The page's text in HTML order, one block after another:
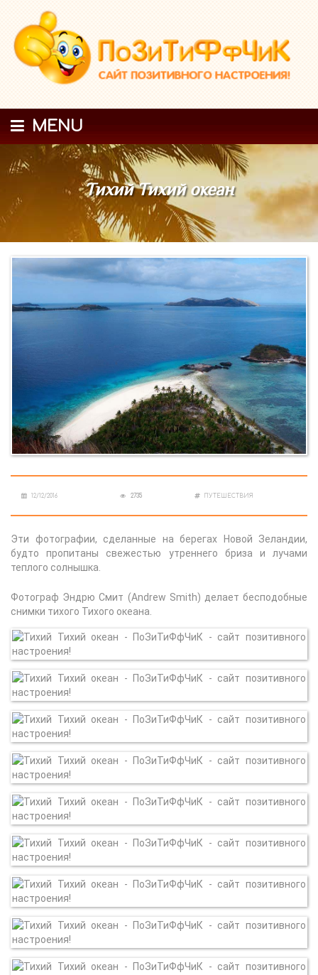
MENU
Тихий Тихий океан
12/12/2016 2735 ПУТЕШЕСТВИЯ
Эти фотографии, сделанные на берегах Новой Зеландии,
будто пропитаны свежестью утреннего бриза и лучами
теплого солнышка.
Фотограф Эндрю Смит (Andrew Smith) делает бесподобные
снимки тихого Тихого океана.